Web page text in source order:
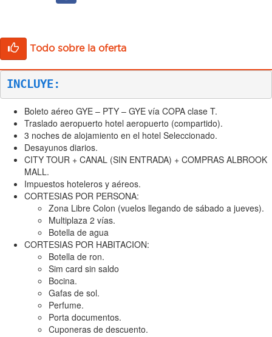
Todo sobre la oferta
INCLUYE:
Boleto aéreo GYE – PTY – GYE vía COPA clase T.
Traslado aeropuerto hotel aeropuerto (compartido).
3 noches de alojamiento en el hotel Seleccionado.
Desayunos diarios.
CITY TOUR + CANAL (SIN ENTRADA) + COMPRAS ALBROOK
MALL.
Impuestos hoteleros y aéreos.
CORTESIAS POR PERSONA:
Zona Libre Colon (vuelos llegando de sábado a jueves).
Multiplaza 2 vías.
Botella de agua
CORTESIAS POR HABITACION:
Botella de ron.
Sim card sin saldo
Bocina.
Gafas de sol.
Perfume.
Porta documentos.
Cuponeras de descuento.